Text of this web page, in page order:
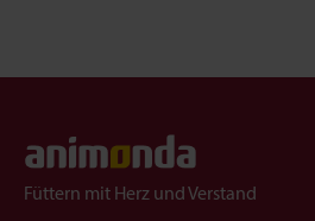
Füttern mit Herz und Verstand